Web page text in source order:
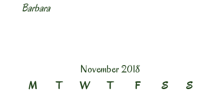
Barbara
November 2018
M
T W T F S
S